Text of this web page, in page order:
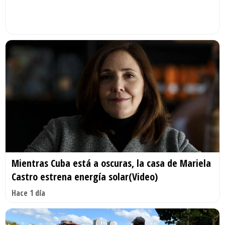
Mientras Cuba está a oscuras, la casa de Mariela
Castro estrena energía solar(Video)
Hace 1 día